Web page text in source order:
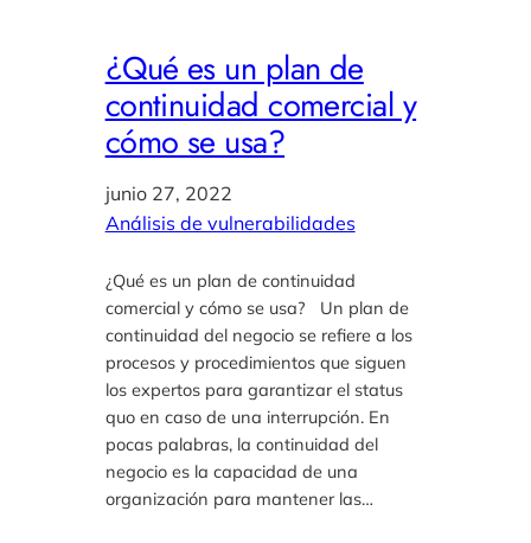
¿Qué es un plan de
continuidad comercial y
cómo se usa?
junio 27, 2022
Análisis de vulnerabilidades
¿Qué es un plan de continuidad
comercial y cómo se usa? Un plan de
continuidad del negocio se refiere a los
procesos y procedimientos que siguen
los expertos para garantizar el status
quo en caso de una interrupción. En
pocas palabras, la continuidad del
negocio es la capacidad de una
organización para mantener las…